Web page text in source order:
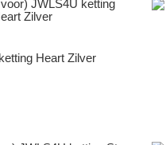
Heart Zilver